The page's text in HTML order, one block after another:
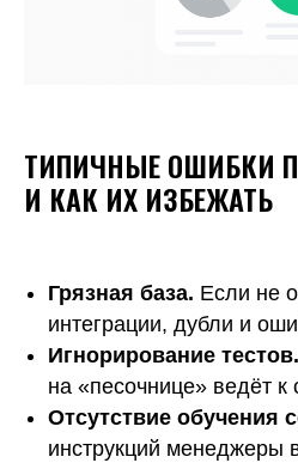
ТИПИЧНЫЕ ОШИБКИ
И КАК ИХ ИЗБЕЖАТЬ
Грязная база. Если не
интеграции, дубли и
Игнорирование тестов.
на «песочнице» ведёт к
Отсутствие обучения
инструкций менеджеры